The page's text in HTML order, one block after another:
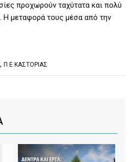
προχωρούν ταχύτατα και πολύ
Η μεταφορά τους μέσα από την
,Π Ε ΚΑΣΤΟΡΙΑΣ